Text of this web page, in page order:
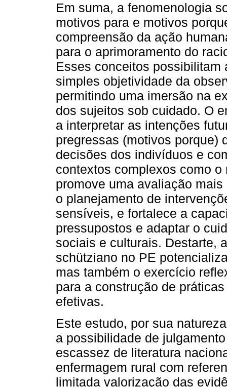
Em suma, a fenomenologia
motivos para e motivos
compreensão da ação
para o aprimoramento do
Esses conceitos
simples objetividade da
permitindo uma imersão na
dos sujeitos sob cuidado. O
a interpretar as intenções
pregressas (motivos porque)
decisões dos indivíduos e
contextos complexos como
promove uma avaliação
o planejamento de
sensíveis, e fortalece a
pressupostos e adaptar o
sociais e culturais. Destarte,
schütziano no PE
mas também o exercício
para a construção de
efetivas.
Este estudo, por sua
a possibilidade de
escassez de literatura
enfermagem rural com
limitada valorização das